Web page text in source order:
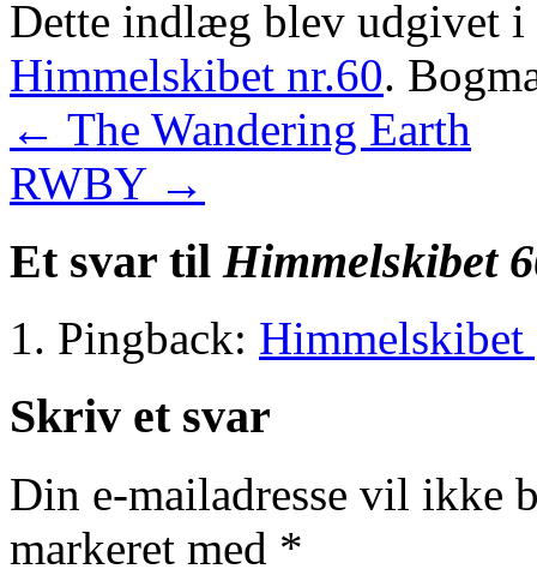
Dette indlæg blev udgivet i
Himmelskibet nr.60.
← The Wandering Earth
RWBY →
Et svar til Himmelskibet
Pingback:
Skriv et svar
Din e-mailadresse vil ikke
markeret med *